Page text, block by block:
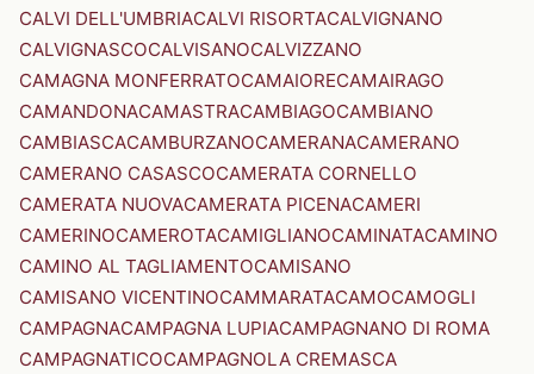
CALVI DELL'UMBRIACALVI RISORTACALVIGNANO
CALVIGNASCOCALVISANOCALVIZZANO
CAMAGNA MONFERRATOCAMAIORECAMAIRAGO
CAMANDONACAMASTRACAMBIAGOCAMBIANO
CAMBIASCACAMBURZANOCAMERANACAMERANO
CAMERANO CASASCOCAMERATA CORNELLO
CAMERATA NUOVACAMERATA PICENACAMERI
CAMERINOCAMEROTACAMIGLIANOCAMINATACAMINO
CAMINO AL TAGLIAMENTOCAMISANO
CAMISANO VICENTINOCAMMARATACAMOCAMOGLI
CAMPAGNACAMPAGNA LUPIACAMPAGNANO DI ROMA
CAMPAGNATICOCAMPAGNOLA CREMASCA